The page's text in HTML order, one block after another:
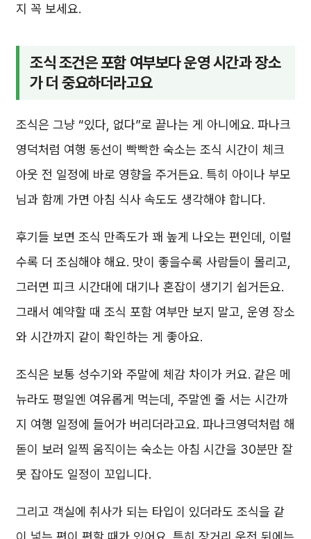
지 꼭 보세요.
조식 조건은 포함 여부보다 운영 시간과 장소
가 더 중요하더라고요
조식은 그냥 “있다, 없다”로 끝나는 게 아니에요. 파나크
영덕처럼 여행 동선이 빡빡한 숙소는 조식 시간이 체크
아웃 전 일정에 바로 영향을 주거든요. 특히 아이나 부모
님과 함께 가면 아침 식사 속도도 생각해야 합니다.
후기들 보면 조식 만족도가 꽤 높게 나오는 편인데, 이럴
수록 더 조심해야 해요. 맛이 좋을수록 사람들이 몰리고,
그러면 피크 시간대에 대기나 혼잡이 생기기 쉽거든요.
그래서 예약할 때 조식 포함 여부만 보지 말고, 운영 장소
와 시간까지 같이 확인하는 게 좋아요.
조식은 보통 성수기와 주말에 체감 차이가 커요. 같은 메
뉴라도 평일엔 여유롭게 먹는데, 주말엔 줄 서는 시간까
지 여행 일정에 들어가 버리더라고요. 파나크영덕처럼 해
돋이 보러 일찍 움직이는 숙소는 아침 시간을 30분만 잘
못 잡아도 일정이 꼬입니다.
그리고 객실에 취사가 되는 타입이 있더라도 조식을 같